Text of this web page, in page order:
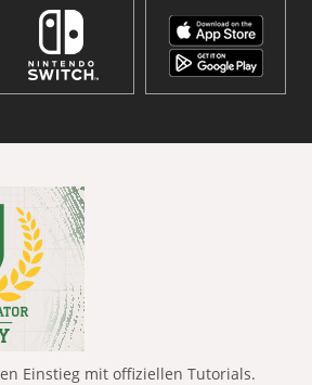
Einstieg mit offiziellen Tutorials.